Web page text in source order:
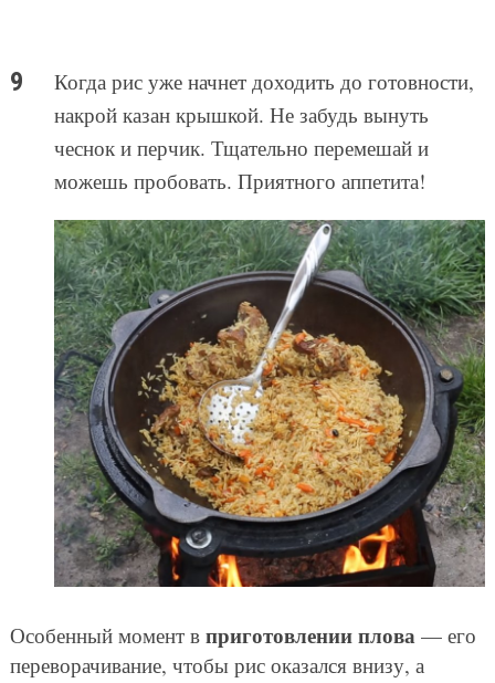
Когда рис уже начнет доходить до готовности,
накрой казан крышкой. Не забудь вынуть
чеснок и перчик. Тщательно перемешай и
можешь пробовать. Приятного аппетита!
Особенный момент в приготовлении плова— его
переворачивание, чтобы рис оказался внизу, а